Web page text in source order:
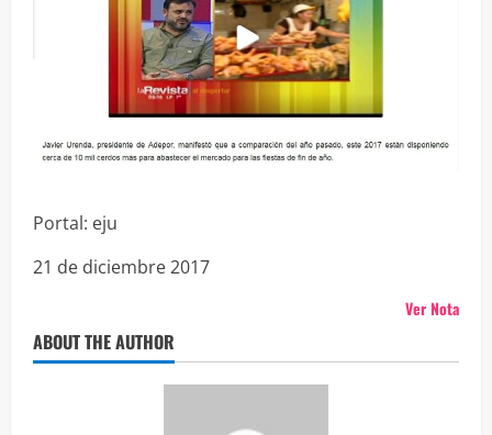
Portal: eju
21 de diciembre 2017
Ver Nota
ABOUT THE AUTHOR